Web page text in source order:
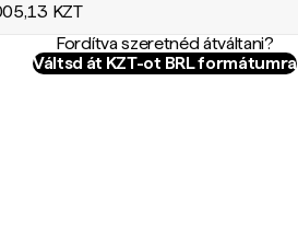
,13 KZT
Fordítva szeretnéd átváltani?
Váltsd át KZT-ot BRL formátumra